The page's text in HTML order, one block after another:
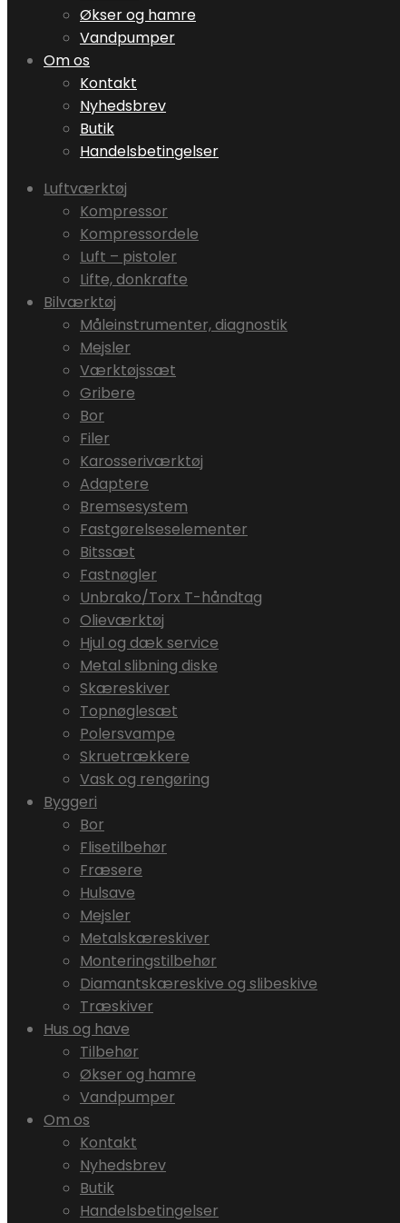
Økser og hamre
Vandpumper
Om os
Kontakt
Nyhedsbrev
Butik
Handelsbetingelser
Luftværktøj
Kompressor
Kompressordele
Luft – pistoler
Lifte, donkrafte
Bilværktøj
Måleinstrumenter, diagnostik
Mejsler
Værktøjssæt
Gribere
Bor
Filer
Karosseriværktøj
Adaptere
Bremsesystem
Fastgørelseselementer
Bitssæt
Fastnøgler
Unbrako/Torx T-håndtag
Olieværktøj
Hjul og dæk service
Metal slibning diske
Skæreskiver
Topnøglesæt
Polersvampe
Skruetrækkere
Vask og rengøring
Byggeri
Bor
Flisetilbehør
Fræsere
Hulsave
Mejsler
Metalskæreskiver
Monteringstilbehør
Diamantskæreskive og slibeskive
Træskiver
Hus og have
Tilbehør
Økser og hamre
Vandpumper
Om os
Kontakt
Nyhedsbrev
Butik
Handelsbetingelser